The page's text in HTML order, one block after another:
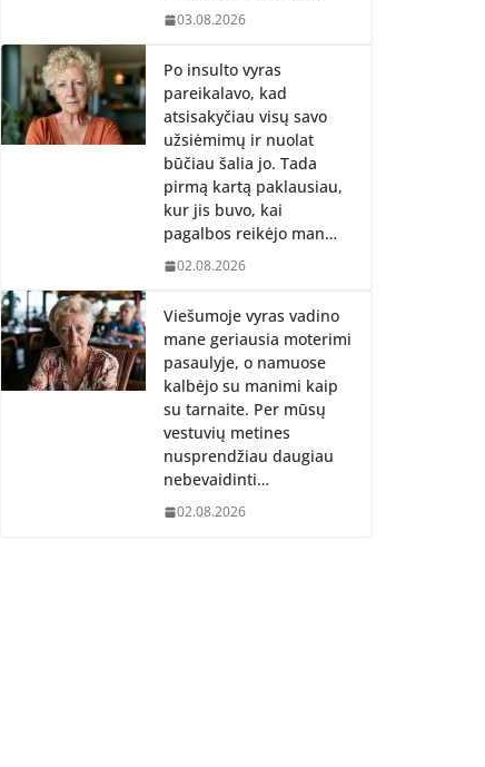
03.08.2026
Po insulto vyras
pareikalavo, kad
atsisakyčiau visų savo
užsiėmimų ir nuolat
būčiau šalia jo. Tada
pirmą kartą paklausiau,
kur jis buvo, kai
pagalbos reikėjo man…
02.08.2026
Viešumoje vyras vadino
mane geriausia moterimi
pasaulyje, o namuose
kalbėjo su manimi kaip
su tarnaite. Per mūsų
vestuvių metines
nusprendžiau daugiau
nebevaidinti…
02.08.2026